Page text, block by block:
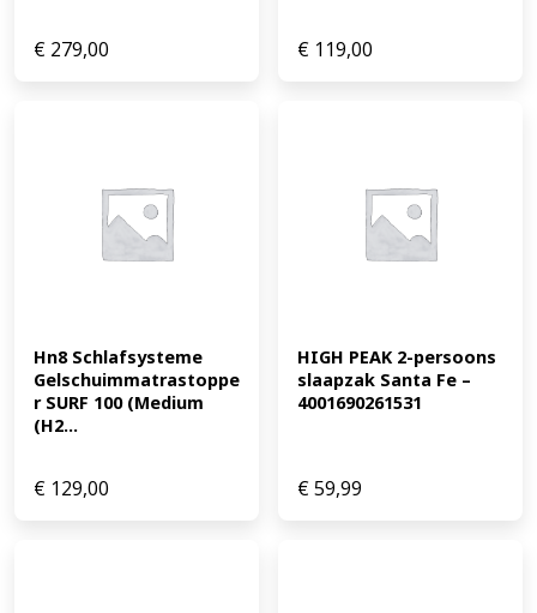
€ 279,00 € 119,00
Hn8 Schlafsysteme
Gelschuimmatrastoppe
r SURF 100 (Medium
(H2...
€ 129,00
HIGH PEAK 2-persoons
slaapzak Santa Fe –
4001690261531
€59,99